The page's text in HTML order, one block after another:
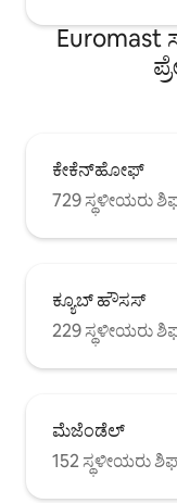
Euromast
ಕೇಕೆನ್‌ಹೋಫ್
729 ಸ್ಥಳೀಯರು
ಕ್ಯೂಬ್ ಹೌಸಸ್
229 ಸ್ಥಳೀಯರು
ಮೆಜೆಂಡೆಲ್
152 ಸ್ಥಳೀಯರು